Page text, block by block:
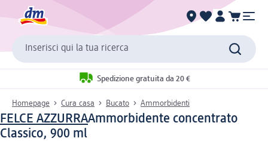
Inserisci qui la tua ricerca
Spedizione gratuita da 20 €
Homepage Cura casa Bucato Ammorbidenti
FELCE AZZURRAAmmorbidente concentrato
Classico, 900 ml